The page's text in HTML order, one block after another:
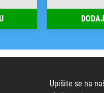
Upišite se na